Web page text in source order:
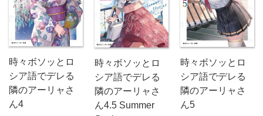
時々ボソッとロ
シア語でデレる
隣のアーリャさ
ん4
時々ボソッとロ
シア語でデレる
隣のアーリャさ
ん4.5 Summer
時々ボソッとロ
シア語でデレる
隣のアーリャさ
ん5